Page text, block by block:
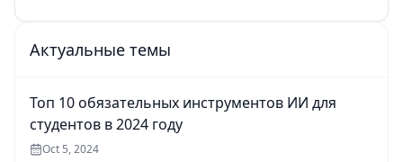
Актуальные темы
Топ 10 обязательных инструментов ИИ для
студентов в 2024 году
Oct 5, 2024